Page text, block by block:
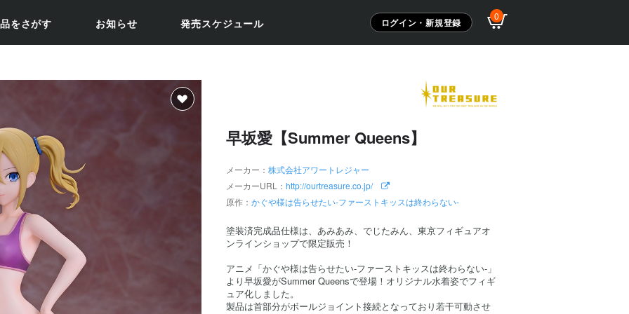
をさがす お知らせ 発売スケジュール ログイン・新規登録
0
早坂愛【Summer Queens】
メーカー：株式会社アワートレジャー
メーカーURL：http://ourtreasure.co.jp/
原作：かぐや様は告らせたい-ファーストキッスは終わらない-
塗装済完成品仕様は、あみあみ、でじたみん、東京フィギュアオ
ンラインショップで限定販売！
アニメ「かぐや様は告らせたい-ファーストキッスは終わらない-」
より早坂愛がSummer Queensで登場！オリジナル水着姿でフィギ
ュア化しました。
製品は首部分がボールジョイント接続となっており若干可動させ